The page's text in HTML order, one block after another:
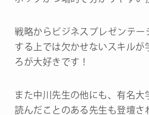
戦略からビジネスプレゼンテー
する上では欠かせないスキルが
ろが大好きです！
また中川先生の他にも、有名大
読んだことのある先生も登壇さ